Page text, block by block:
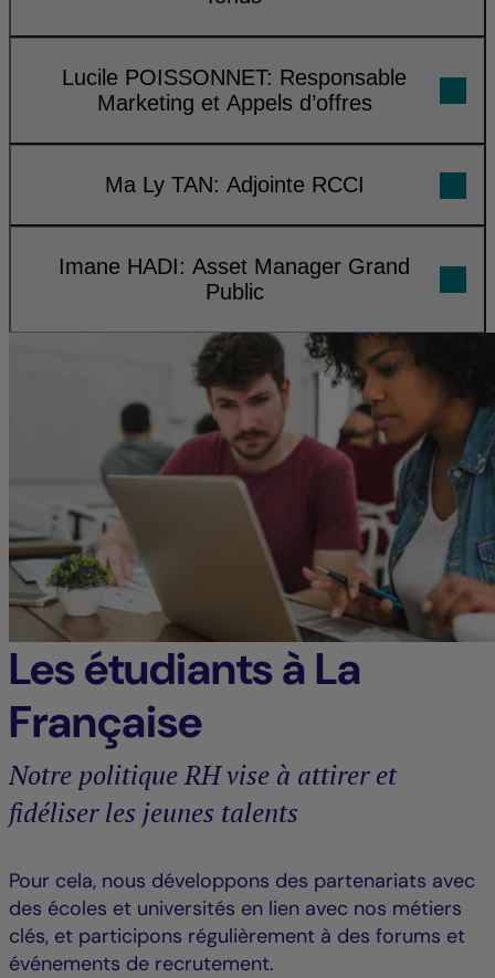
Lucile POISSONNET: Responsable
Marketing et Appels d’offres
Ma Ly TAN: Adjointe RCCI
Imane HADI: Asset Manager Grand
Public
Les étudiants à La
Française
Notre politique RH vise à attirer et
fidéliser les jeunes talents
Pour cela, nous développons des partenariats avec
des écoles et universités en lien avec nos métiers
clés, et participons régulièrement à des forums et
événements de recrutement.